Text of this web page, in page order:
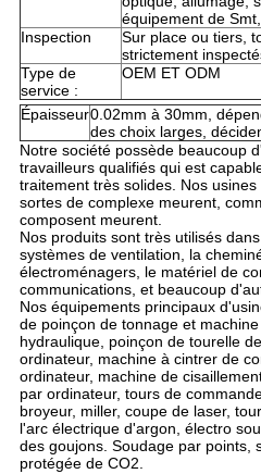
équipement de
Inspection
Sur place ou tiers,
strictement
Type de
service :
OEM ET ODM
Épaisseur0.02mm à 30mm,
des choix larges,
Notre société possède beaucoup
travailleurs qualifiés qui est
traitement très solides. Nos
sortes de complexe meurent,
composent meurent.
Nos produits sont très utilisés
systèmes de ventilation, la
électroménagers, le matériel de
communications, et beaucoup
Nos équipements principaux
de poinçon de tonnage et
hydraulique, poinçon de tourelle
ordinateur, machine à cintrer de
ordinateur, machine de
par ordinateur, tours de
broyeur, miller, coupe de laser,
l'arc électrique d'argon, électro
des goujons. Soudage par points,
protégée de CO2.